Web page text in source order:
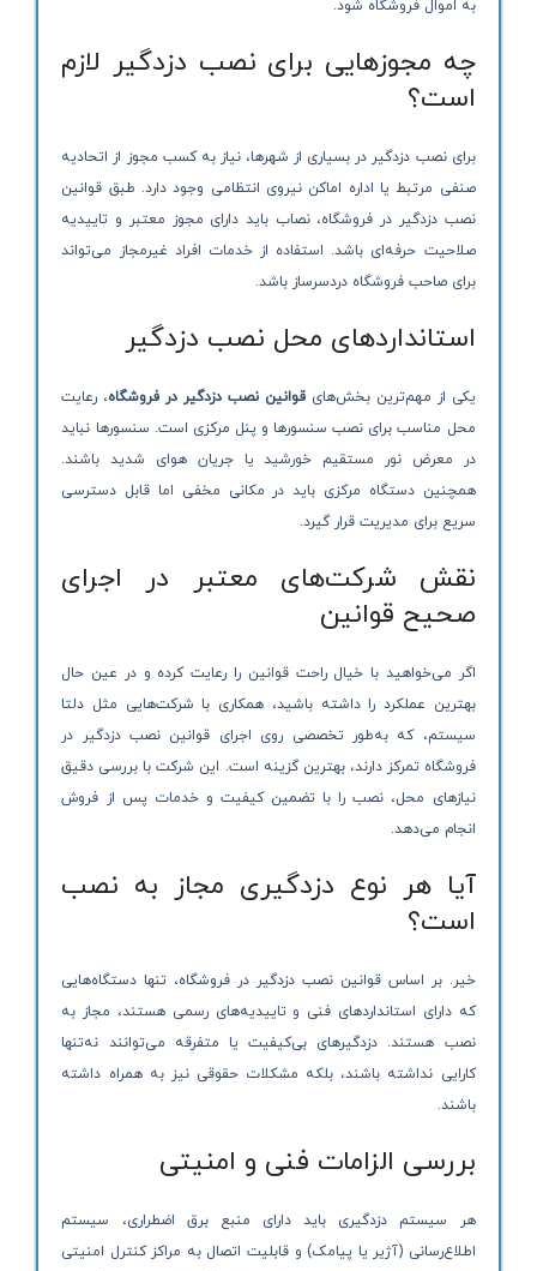
به اموال فروشگاه شود.
چه مجوزهایی برای نصب دزدگیر لازم
است؟
برای نصب دزدگیر در بسیاری از شهرها، نیاز به کسب مجوز از اتحادیه
صنفی مرتبط یا اداره اماکن نیروی انتظامی وجود دارد. طبق قوانین
نصب دزدگیر در فروشگاه، نصاب باید دارای مجوز معتبر و تاییدیه
صلاحیت حرفه‌ای باشد. استفاده از خدمات افراد غیرمجاز می‌تواند
برای صاحب فروشگاه دردسرساز باشد.
استانداردهای محل نصب دزدگیر
یکی از مهم‌ترین بخش‌هایقوانین نصب دزدگیر در فروشگاه، رعایت
محل مناسب برای نصب سنسورها و پنل مرکزی است. سنسورها نباید
در معرض نور مستقیم خورشید یا جریان هوای شدید باشند.
همچنین دستگاه مرکزی باید در مکانی مخفی اما قابل دسترسی
سریع برای مدیریت قرار گیرد.
نقش شرکت‌های معتبر در اجرای
صحیح قوانین
اگر می‌خواهید با خیال راحت قوانین را رعایت کرده و در عین حال
بهترین عملکرد را داشته باشید، همکاری با شرکت‌هایی مثل دلتا
سیستم، که به‌طور تخصصی روی اجرای قوانین نصب دزدگیر در
فروشگاه تمرکز دارند، بهترین گزینه است. این شرکت با بررسی دقیق
نیازهای محل، نصب را با تضمین کیفیت و خدمات پس از فروش
انجام می‌دهد.
آیا هر نوع دزدگیری مجاز به نصب
است؟
خیر. بر اساس قوانین نصب دزدگیر در فروشگاه، تنها دستگاه‌هایی
که دارای استانداردهای فنی و تاییدیه‌های رسمی هستند، مجاز به
نصب هستند. دزدگیرهای بی‌کیفیت یا متفرقه می‌توانند نه‌تنها
کارایی نداشته باشند، بلکه مشکلات حقوقی نیز به همراه داشته
باشند.
بررسی الزامات فنی و امنیتی
هر سیستم دزدگیری باید دارای منبع برق اضطراری، سیستم
اطلاع‌رسانی (آژیر یا پیامک) و قابلیت اتصال به مراکز کنترل امنیتی